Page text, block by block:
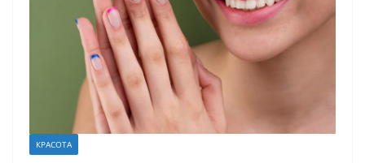
КРАСОТА